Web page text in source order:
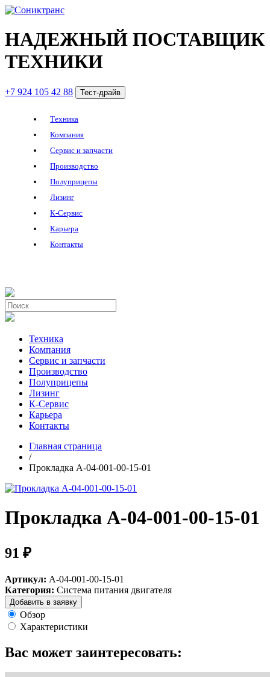
НАДЕЖНЫЙ ПОСТАВЩИК
ТЕХНИКИ
+7 924 105 42 88 Тест-драйв
Техника
Компания
Сервис и запчасти
Производство
Полуприцепы
Лизинг
К-Сервис
Карьера
Контакты
Техника
Компания
Сервис и запчасти
Производство
Полуприцепы
Лизинг
К-Сервис
Карьера
Контакты
Главная страница
/
Прокладка А-04-001-00-15-01
Прокладка А-04-001-00-15-01
91 ₽
Артикул: А-04-001-00-15-01
Категория: Система питания двигателя
Добавить в заявку
Обзор
Характеристики
Вас может заинтересовать: